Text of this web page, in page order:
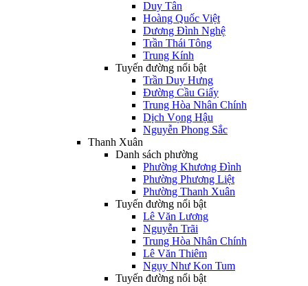
Duy Tân
Hoàng Quốc Việt
Dương Đình Nghệ
Trần Thái Tông
Trung Kính
Tuyến đường nổi bật
Trần Duy Hưng
Đường Cầu Giấy
Trung Hòa Nhân Chính
Dịch Vọng Hậu
Nguyễn Phong Sắc
Thanh Xuân
Danh sách phường
Phường Khương Đình
Phường Phương Liệt
Phường Thanh Xuân
Tuyến đường nổi bật
Lê Văn Lương
Nguyễn Trãi
Trung Hòa Nhân Chính
Lê Văn Thiêm
Ngụy Như Kon Tum
Tuyến đường nổi bật